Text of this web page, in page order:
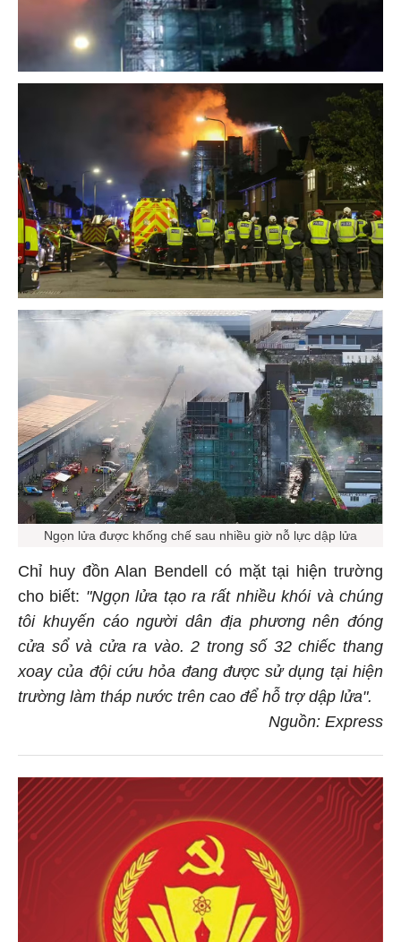
Ngọn lửa được khống chế sau nhiều giờ nỗ lực dập lửa
Chỉ huy đồn Alan Bendell có mặt tại hiện trường
cho biết: "Ngọn lửa tạo ra rất nhiều khói và chúng
tôi khuyến cáo người dân địa phương nên đóng
cửa sổ và cửa ra vào. 2 trong số 32 chiếc thang
xoay của đội cứu hỏa đang được sử dụng tại hiện
trường làm tháp nước trên cao để hỗ trợ dập lửa".
Nguồn: Express